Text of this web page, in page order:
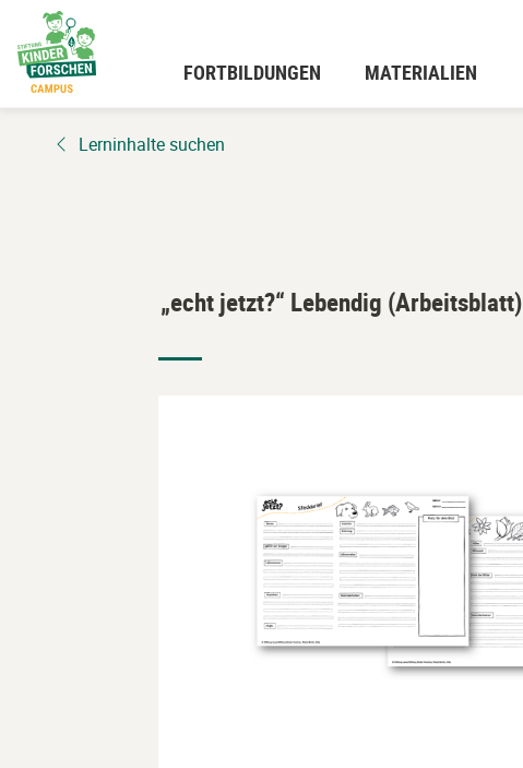
Hauptinhalt
wechseln
FORTBILDUNGEN MATERIALIEN
Lerninhalte suchen
„echt jetzt?“ Lebendig (Arbeitsblatt)